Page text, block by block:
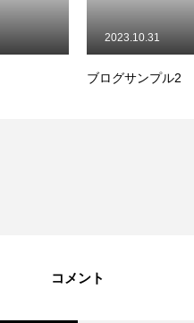
ブログサンプル2
2023.10.31
コメント